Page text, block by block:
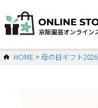
HOME 母の日ギフト2026